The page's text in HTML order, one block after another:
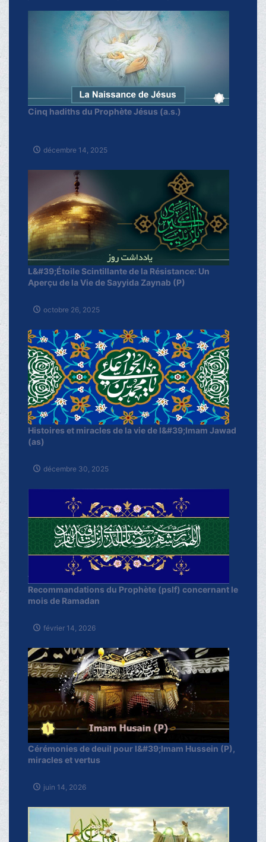
Cinq hadiths du Prophète Jésus (a.s.)
décembre 14, 2025
L&#39;Étoile Scintillante de la Résistance: Un
Aperçu de la Vie de Sayyida Zaynab (P)
octobre 26, 2025
Histoires et miracles de la vie de l&#39;Imam Jawad
(as)
décembre 30, 2025
Recommandations du Prophète (pslf) concernant le
mois de Ramadan
février 14, 2026
Cérémonies de deuil pour l&#39;Imam Hussein (P),
miracles et vertus
juin 14, 2026